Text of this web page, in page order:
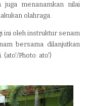
juga menanamkan nilai
olahraga.
ini oleh instruktur senam
bersama dilanjutkan
Photo: ato')